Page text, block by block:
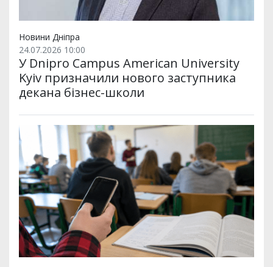
Новини Дніпра
24.07.2026 10:00
У Dnipro Campus American University
Kyiv призначили нового заступника
декана бізнес-школи